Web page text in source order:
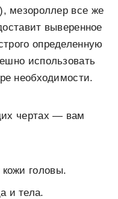
мезороллер все же
выверенное
определенную
использовать
необходимости.
чертах — вам
головы.
и тела.